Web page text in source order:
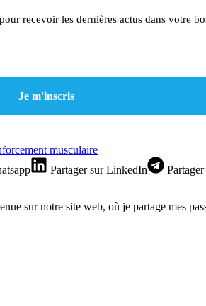
recevoir les dernières actus dans votre
musculaire
Partagersur LinkedIn Partager
sur notre site web, où je partage mes